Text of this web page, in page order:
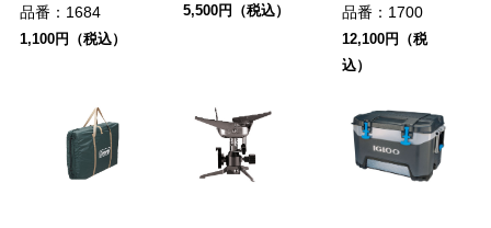
品番： 1684
1,100円（税込）
5,500円（税込） 品番： 1700
12,100円（税
込）